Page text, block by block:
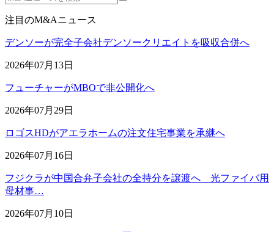
注目のM&Aニュース
デンソーが完全子会社デンソークリエイトを吸収合併へ
2026年07月13日
フューチャーがMBOで非公開化へ
2026年07月29日
ロゴスHDがアエラホームの注文住宅事業を承継へ
2026年07月16日
フジクラが中国合弁子会社の全持分を譲渡へ 光ファイバ用
母材事…
2026年07月10日